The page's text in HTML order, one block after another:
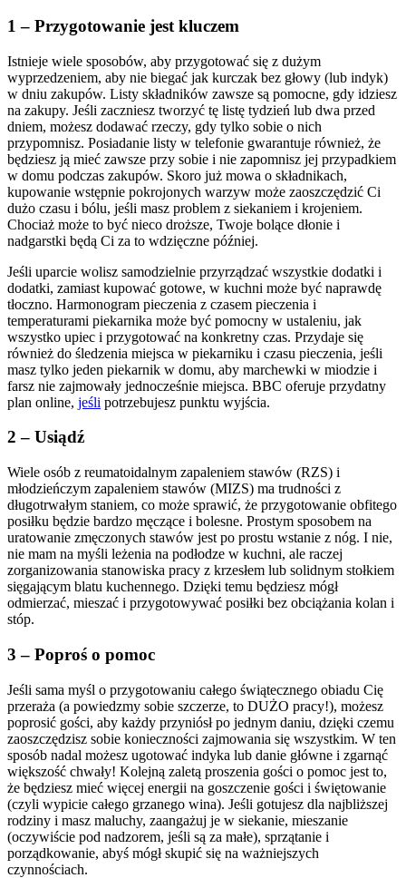
1 – Przygotowanie jest kluczem
Istnieje wiele sposobów, aby przygotować się z dużym
wyprzedzeniem, aby nie biegać jak kurczak bez głowy (lub indyk)
w dniu zakupów. Listy składników zawsze są pomocne, gdy idziesz
na zakupy. Jeśli zaczniesz tworzyć tę listę tydzień lub dwa przed
dniem, możesz dodawać rzeczy, gdy tylko sobie o nich
przypomnisz. Posiadanie listy w telefonie gwarantuje również, że
będziesz ją mieć zawsze przy sobie i nie zapomnisz jej przypadkiem
w domu podczas zakupów. Skoro już mowa o składnikach,
kupowanie wstępnie pokrojonych warzyw może zaoszczędzić Ci
dużo czasu i bólu, jeśli masz problem z siekaniem i krojeniem.
Chociaż może to być nieco droższe, Twoje bolące dłonie i
nadgarstki będą Ci za to wdzięczne później.
Jeśli uparcie wolisz samodzielnie przyrządzać wszystkie dodatki i
dodatki, zamiast kupować gotowe, w kuchni może być naprawdę
tłoczno. Harmonogram pieczenia z czasem pieczenia i
temperaturami piekarnika może być pomocny w ustaleniu, jak
wszystko upiec i przygotować na konkretny czas. Przydaje się
również do śledzenia miejsca w piekarniku i czasu pieczenia, jeśli
masz tylko jeden piekarnik w domu, aby marchewki w miodzie i
farsz nie zajmowały jednocześnie miejsca. BBC oferuje przydatny
plan online, jeśli potrzebujesz punktu wyjścia.
2 – Usiądź
Wiele osób z reumatoidalnym zapaleniem stawów (RZS) i
młodzieńczym zapaleniem stawów (MIZS) ma trudności z
długotrwałym staniem, co może sprawić, że przygotowanie obfitego
posiłku będzie bardzo męczące i bolesne. Prostym sposobem na
uratowanie zmęczonych stawów jest po prostu wstanie z nóg. I nie,
nie mam na myśli leżenia na podłodze w kuchni, ale raczej
zorganizowania stanowiska pracy z krzesłem lub solidnym stołkiem
sięgającym blatu kuchennego. Dzięki temu będziesz mógł
odmierzać, mieszać i przygotowywać posiłki bez obciążania kolan i
stóp.
3 – Poproś o pomoc
Jeśli sama myśl o przygotowaniu całego świątecznego obiadu Cię
przeraża (a powiedzmy sobie szczerze, to DUŻO pracy!), możesz
poprosić gości, aby każdy przyniósł po jednym daniu, dzięki czemu
zaoszczędzisz sobie konieczności zajmowania się wszystkim. W ten
sposób nadal możesz ugotować indyka lub danie główne i zgarnąć
większość chwały! Kolejną zaletą proszenia gości o pomoc jest to,
że będziesz mieć więcej energii na goszczenie gości i świętowanie
(czyli wypicie całego grzanego wina). Jeśli gotujesz dla najbliższej
rodziny i masz maluchy, zaangażuj je w siekanie, mieszanie
(oczywiście pod nadzorem, jeśli są za małe), sprzątanie i
porządkowanie, abyś mógł skupić się na ważniejszych
czynnościach.